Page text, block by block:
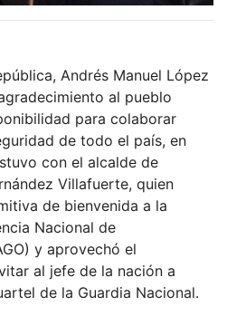
Andrés Manuel López
al pueblo
para colaborar
de todo el país, en
con el alcalde de
Villafuerte, quien
de bienvenida a la
Nacional de
y aprovechó el
al jefe de la nación a
de la Guardia Nacional.